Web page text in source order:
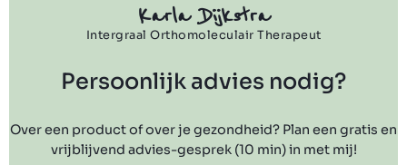
Karla Dijkstra
Intergraal Orthomoleculair Therapeut
Persoonlijk advies nodig?
Over een product of over je gezondheid? Plan een gratis en
vrijblijvend advies-gesprek (10 min) in met mij!